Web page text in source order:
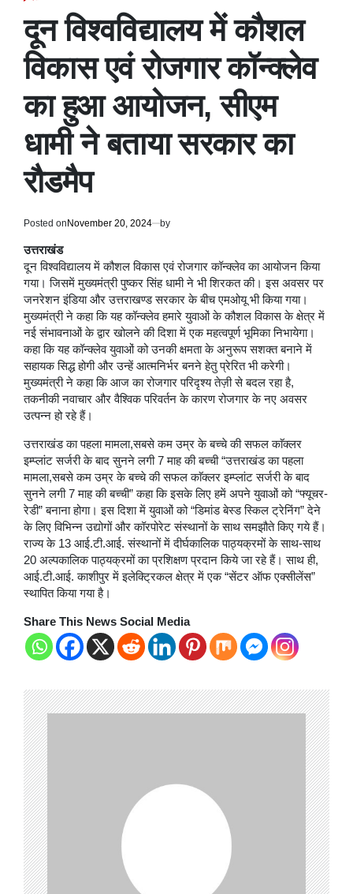
दून विश्वविद्यालय में कौशल
विकास एवं रोजगार कॉन्क्लेव ​
का हुआ आयोजन, सीएम
धामी ने बताया सरकार का
रौडमैप
Posted onNovember 20, 2024 by
उत्तराखंड
दून विश्वविद्यालय में कौशल विकास एवं रोजगार कॉन्क्लेव ​का आयोजन किया
गया। जिसमें मुख्यमंत्री पुष्कर सिंह धामी ने भी शिरकत की। इस अवसर पर
जनरेशन इंडिया और उत्तराखण्ड सरकार के बीच एमओयू भी किया गया।
मुख्यमंत्री ने कहा कि यह कॉन्क्लेव हमारे युवाओं के कौशल विकास के क्षेत्र में
नई संभावनाओं के द्वार खोलने की दिशा में एक महत्वपूर्ण भूमिका निभायेगा।
कहा कि यह कॉन्क्लेव युवाओं को उनकी क्षमता के अनुरूप सशक्त बनाने में
सहायक सिद्ध होगी और उन्हें आत्मनिर्भर बनने हेतु प्रेरित भी करेगी।
मुख्यमंत्री ने कहा कि आज का रोजगार परिदृश्य तेज़ी से बदल रहा है,
तकनीकी नवाचार और वैश्विक परिवर्तन के कारण रोजगार के नए अवसर
उत्पन्न हो रहे हैं।
उत्तराखंड का पहला मामला,सबसे कम उम्र के बच्चे की सफल काॅक्लर
इम्प्लांट सर्जरी के बाद सुनने लगी 7 माह की बच्ची “उत्तराखंड का पहला
मामला,सबसे कम उम्र के बच्चे की सफल काॅक्लर इम्प्लांट सर्जरी के बाद
सुनने लगी 7 माह की बच्ची” कहा कि इसके लिए हमें अपने युवाओं को “फ्यूचर-
रेडी” बनाना होगा। इस दिशा में युवाओं को “डिमांड बेस्ड स्किल ट्रेनिंग” देने
के लिए विभिन्न उद्योगों और कॉरपोरेट संस्थानों के साथ समझौते किए गये हैं।
राज्य के 13 आई.टी.आई. संस्थानों में दीर्घकालिक पाठ्यक्रमों के साथ-साथ
20 अल्पकालिक पाठ्यक्रमों का प्रशिक्षण प्रदान किये जा रहे हैं। साथ ही,
आई.टी.आई. काशीपुर में इलेक्ट्रिकल क्षेत्र में एक “सेंटर ऑफ एक्सीलेंस”
स्थापित किया गया है।
Share This News Social Media